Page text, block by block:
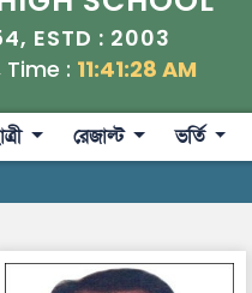
, ESTD : 2003
: 11:41:29 AM
রেজাল্ট ভর্তি